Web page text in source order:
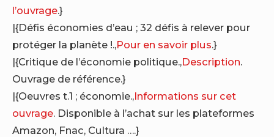
l’ouvrage.}
|{Défis économies d’eau ; 32 défis à relever pour
protéger la planète !.,Pour en savoir plus.}
|{Critique de l’économie politique.,Description.
Ouvrage de référence.}
|{Oeuvres t.1 ; économie.,Informations sur cet
ouvrage. Disponible à l’achat sur les plateformes
Amazon, Fnac, Cultura ….}